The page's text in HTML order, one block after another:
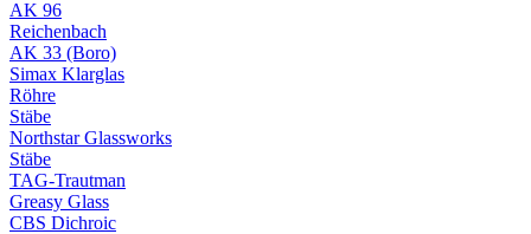
AK 96
Reichenbach
AK 33 (Boro)
Simax Klarglas
Röhre
Stäbe
Northstar Glassworks
Stäbe
TAG-Trautman
Greasy Glass
CBS Dichroic